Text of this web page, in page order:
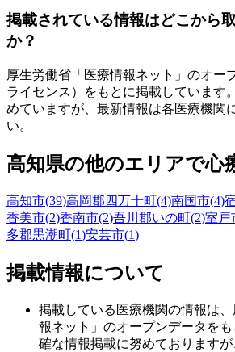
掲載されている情報はどこから
か？
厚生労働省「医療情報ネット」のオー
ライセンス）をもとに掲載しています
めていますが、最新情報は各医療機関
い。
高知県の他のエリアで心
高知市(39)高岡郡四万十町(4)南国市(4)
香美市(2)香南市(2)吾川郡いの町(2)室戸
多郡黒潮町(1)安芸市(1)
掲載情報について
掲載している医療機関の情報は
報ネット」のオープンデータを
確な情報掲載に努めております